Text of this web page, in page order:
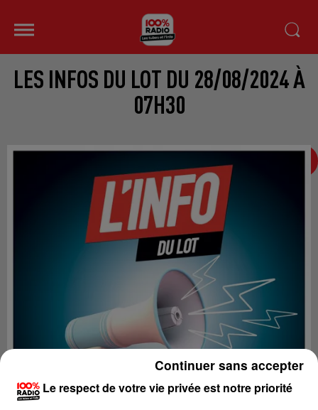
LES INFOS DU LOT DU 28/08/2024 À
07H30
Le respect de votre vie privée est notre priorité
Continuer sans accepter